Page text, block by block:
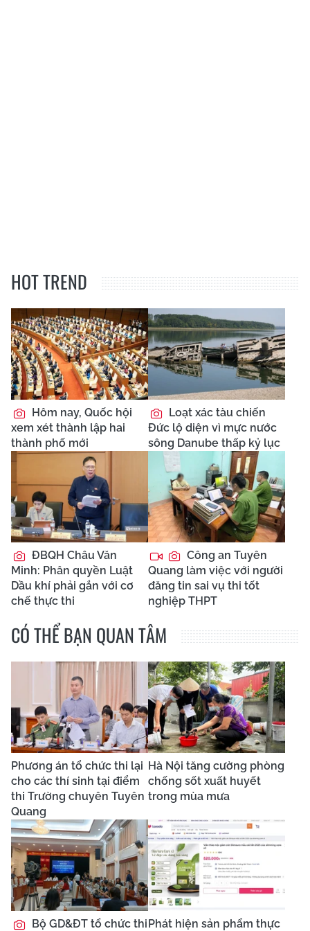
HOT TREND
Hôm nay, Quốc hội
xem xét thành lập hai
thành phố mới
Loạt xác tàu chiến
Đức lộ diện vì mực nước
sông Danube thấp kỷ lục
ĐBQH Châu Văn
Minh: Phân quyền Luật
Dầu khí phải gắn với cơ
chế thực thi
Công an Tuyên
Quang làm việc với người
đăng tin sai vụ thi tốt
nghiệp THPT
CÓ THỂ BẠN QUAN TÂM
Phương án tổ chức thi lại
cho các thí sinh tại điểm
thi Trường chuyên Tuyên
Quang
Hà Nội tăng cường phòng
chống sốt xuất huyết
trong mùa mưa
Bộ GD&ĐT tổ chức thi Phát hiện sản phẩm thực